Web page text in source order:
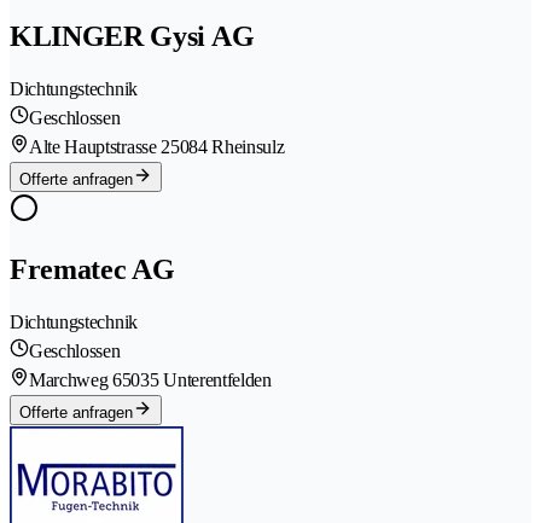
KLINGER Gysi AG
Dichtungstechnik
Geschlossen
Alte Hauptstrasse 25084 Rheinsulz
Offerte anfragen
Frematec AG
Dichtungstechnik
Geschlossen
Marchweg 65035 Unterentfelden
Offerte anfragen